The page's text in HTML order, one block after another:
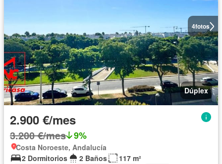
4fotos
Dúplex
2.900 €/mes
3.200 €/mes 9%
Costa Noroeste, Andalucía
2 Dormitorios
2 Baños
117 m²